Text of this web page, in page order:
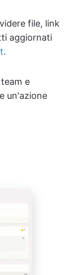
file, link
aggiornati
.
e
un'azione